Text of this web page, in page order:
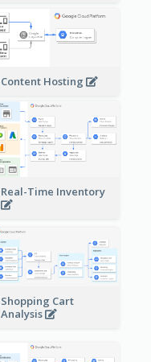
Content Hosting
Real-Time Inventory
Shopping Cart
Analysis